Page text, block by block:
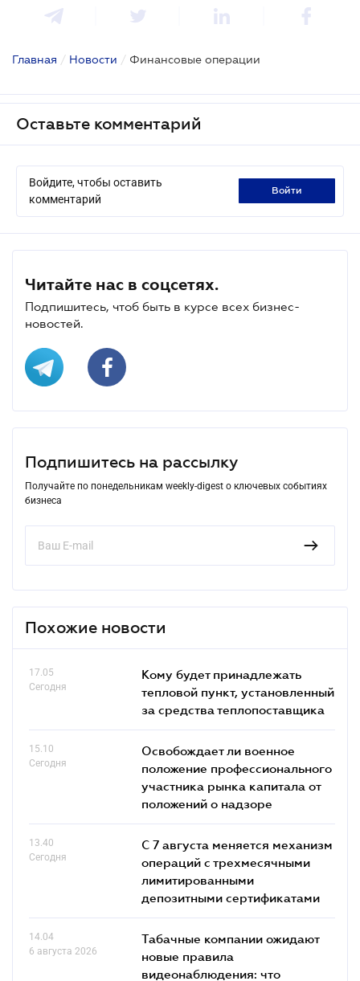
Главная / Новости / Финансовые операции
Оставьте комментарий
Войдите, чтобы оставить
комментарий
войти
Читайте нас в соцсетях.
Подпишитесь, чтоб быть в курсе всех бизнес-
новостей.
Подпишитесь на рассылку
Получайте по понедельникам weekly-digest о ключевых событиях
бизнеса
Похожие новости
17.05
Сегодня
Кому будет принадлежать
тепловой пункт, установленный
за средства теплопоставщика
15.10
Сегодня
Освобождает ли военное
положение профессионального
участника рынка капитала от
положений о надзоре
13.40
Сегодня
С 7 августа меняется механизм
операций с трехмесячными
лимитированными
депозитными сертификатами
14.04
6 августа 2026
Табачные компании ожидают
новые правила
видеонаблюдения: что